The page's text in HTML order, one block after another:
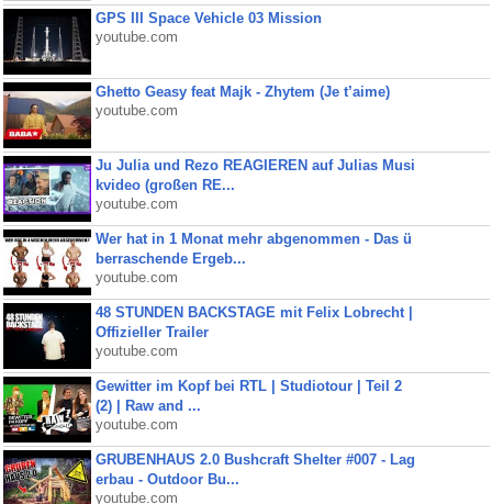
GPS III Space Vehicle 03 Mission
youtube.com
Ghetto Geasy feat Majk - Zhytem (Je t’aime)
youtube.com
Ju Julia und Rezo REAGIEREN auf Julias Musi
kvideo (großen RE...
youtube.com
Wer hat in 1 Monat mehr abgenommen - Das ü
berraschende Ergeb...
youtube.com
48 STUNDEN BACKSTAGE mit Felix Lobrecht |
Offizieller Trailer
youtube.com
Gewitter im Kopf bei RTL | Studiotour | Teil 2
(2) | Raw and ...
youtube.com
GRUBENHAUS 2.0 Bushcraft Shelter #007 - Lag
erbau - Outdoor Bu...
youtube.com